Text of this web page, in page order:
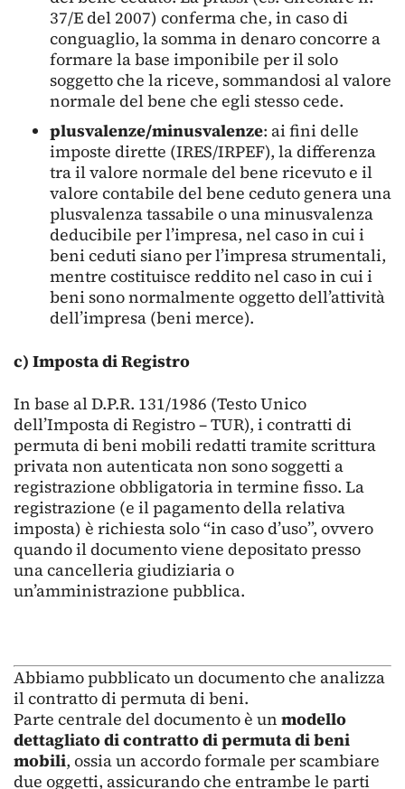
37/E del 2007) conferma che, in caso di
conguaglio, la somma in denaro concorre a
formare la base imponibile per il solo
soggetto che la riceve, sommandosi al valore
normale del bene che egli stesso cede.
plusvalenze/minusvalenze: ai fini delle
imposte dirette (IRES/IRPEF), la differenza
tra il valore normale del bene ricevuto e il
valore contabile del bene ceduto genera una
plusvalenza tassabile o una minusvalenza
deducibile per l’impresa, nel caso in cui i
beni ceduti siano per l’impresa strumentali,
mentre costituisce reddito nel caso in cui i
beni sono normalmente oggetto dell’attività
dell’impresa (beni merce).
c) Imposta di Registro
In base al D.P.R. 131/1986 (Testo Unico
dell’Imposta di Registro – TUR), i contratti di
permuta di beni mobili redatti tramite scrittura
privata non autenticata non sono soggetti a
registrazione obbligatoria in termine fisso. La
registrazione (e il pagamento della relativa
imposta) è richiesta solo “in caso d’uso”, ovvero
quando il documento viene depositato presso
una cancelleria giudiziaria o
un’amministrazione pubblica.
Abbiamo pubblicato un documento che analizza
il contratto di permuta di beni.
Parte centrale del documento è un modello
dettagliato di contratto di permuta di beni
mobili, ossia un accordo formale per scambiare
due oggetti, assicurando che entrambe le parti